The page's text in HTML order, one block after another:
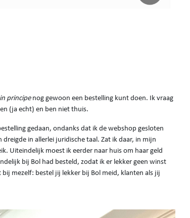
in principenog gewoon een bestelling kunt doen. Ik vraag
(ja echt) en ben niet thuis.
gedaan, ondanks dat ik de webshop gesloten
in allerlei juridische taal. Zat ik daar, in mijn
Uiteindelijk moest ik eerder naar huis om haar geld
bij Bol had besteld, zodat ik er lekker geen winst
mezelf: bestel jij lekker bij Bol meid, klanten als jij